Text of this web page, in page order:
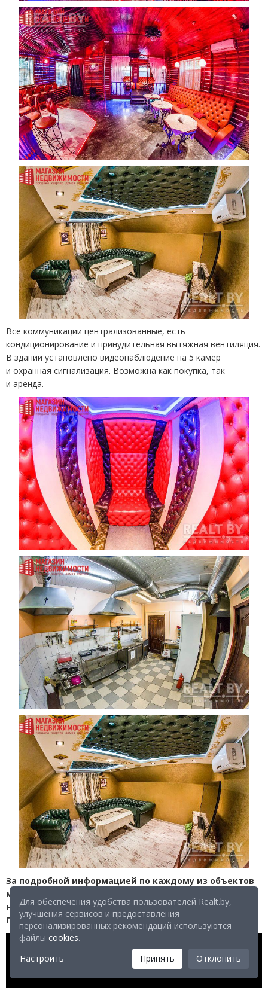
Все коммуникации централизованные, есть
кондиционирование и принудительная вытяжная вентиляция.
В здании установлено видеонаблюдение на 5 камер
и охранная сигнализация. Возможна как покупка, так
и аренда.
За подробной информацией по каждому из объектов
можно обратиться по номеру: +375
на электронный адрес:advocat-vp@mail.ru.
Продавец — ООО «Магазин недвижимости»
Для обеспечения удобства пользователей Realt.by,
улучшения сервисов и предоставления
персонализированных рекомендаций используются
файлы cookies.
Настроить
Принять Отклонить